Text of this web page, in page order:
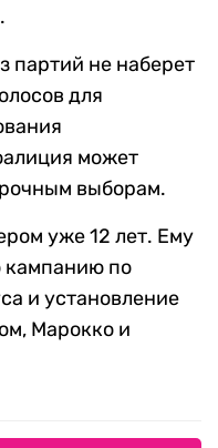
партий не наберет
для
может
выборам.
уже 12 лет. Ему
кампанию по
и установление
Марокко и